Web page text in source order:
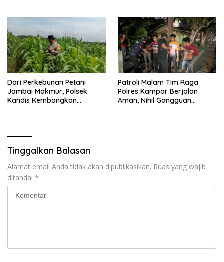
Dari Perkebunan Petani
Jambai Makmur, Polsek
Kandis Kembangkan
Patroli Malam Tim Raga
Polres Kampar Berjalan
Aman, Nihil Gangguan
Tinggalkan Balasan
Alamat email Anda tidak akan dipublikasikan. Ruas yang wajib
ditandai *